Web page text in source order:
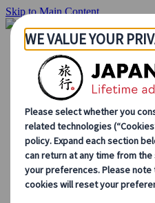
Skip to Main Content
Hjemmesiden
Reiser
Individuelle reiser
Gruppereiser
Kjør-selv ferie
Utflukter
Skreddersydde
Japan Rail Pass
Hvordan vi jobber
Om oss
Vårt team
Bli en del av teamet